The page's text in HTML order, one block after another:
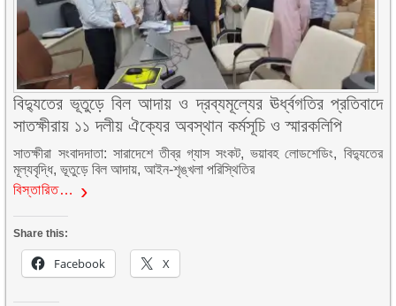
বিদ্যুতের ভূতুড়ে বিল আদায় ও দ্রব্যমূল্যের ঊর্ধ্বগতির প্রতিবাদে
সাতক্ষীরায় ১১ দলীয় ঐক্যের অবস্থান কর্মসূচি ও স্মারকলিপি
সাতক্ষীরা সংবাদদাতা: সারাদেশে তীব্র গ্যাস সংকট, ভয়াবহ লোডশেডিং, বিদ্যুতের
মূল্যবৃদ্ধি, ভূতুড়ে বিল আদায়, আইন-শৃঙ্খলা পরিস্থিতির
বিস্তারিত…
Share this:
Facebook X